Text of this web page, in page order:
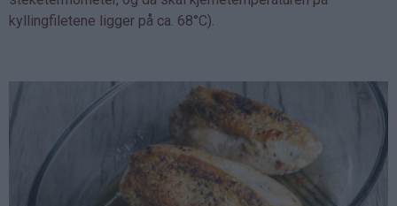
kyllingfiletene ligger på ca. 68°C).